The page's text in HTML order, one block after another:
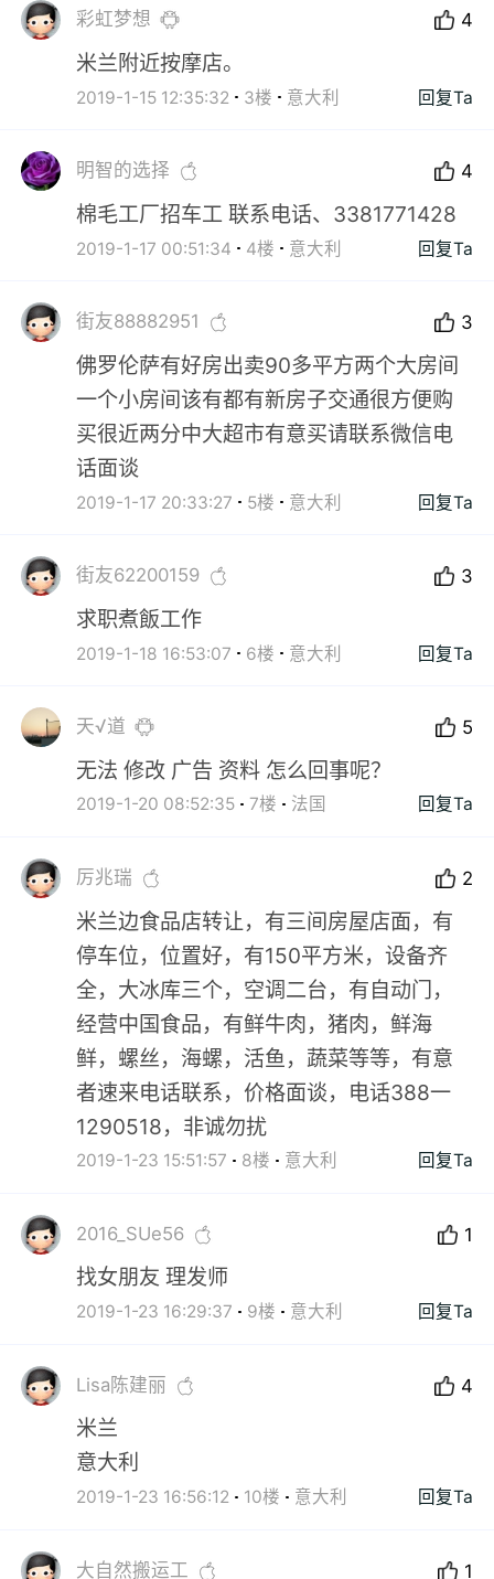
彩虹梦想 4
米兰附近按摩店。
2019-1-15 12:35:32 3楼 意大利 回复Ta
明智的选择 4
棉毛工厂招车工 联系电话、3381771428
2019-1-17 00:51:34 4楼 意大利 回复Ta
街友88882951 3
佛罗伦萨有好房出卖90多平方两个大房间
一个小房间该有都有新房子交通很方便购
买很近两分中大超市有意买请联系微信电
话面谈
2019-1-17 20:33:27 5楼 意大利 回复Ta
街友62200159 3
求职煮飯工作
2019-1-18 16:53:07 6楼 意大利 回复Ta
天√道 5
无法 修改 广告 资料 怎么回事呢？
2019-1-20 08:52:35 7楼 法国 回复Ta
厉兆瑞 2
米兰边食品店转让，有三间房屋店面，有
停车位，位置好，有150平方米，设备齐
全，大冰库三个，空调二台，有自动门，
经营中国食品，有鲜牛肉，猪肉，鲜海
鲜，螺丝，海螺，活鱼，蔬菜等等，有意
者速来电话联系，价格面谈，电话388一
1290518，非诚勿扰
2019-1-23 15:51:57 8楼 意大利 回复Ta
2016_SUe56 1
找女朋友 理发师
2019-1-23 16:29:37 9楼 意大利 回复Ta
Lisa陈建丽 4
米兰
意大利
2019-1-23 16:56:12 10楼 意大利 回复Ta
大自然搬运工 1